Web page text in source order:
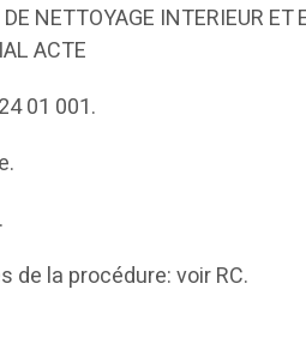
NETTOYAGE INTERIEUR ET
ACTE
01 001.
la procédure: voir RC.